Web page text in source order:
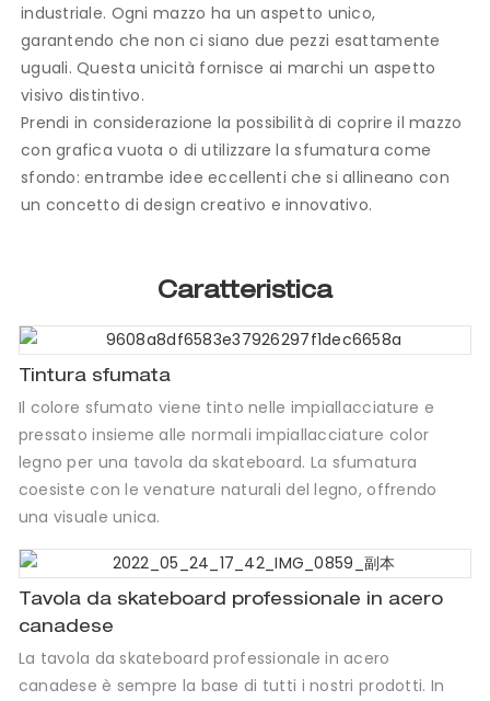
industriale. Ogni mazzo ha un aspetto unico,
garantendo che non ci siano due pezzi esattamente
uguali. Questa unicità fornisce ai marchi un aspetto
visivo distintivo.
Prendi in considerazione la possibilità di coprire il mazzo
con grafica vuota o di utilizzare la sfumatura come
sfondo: entrambe idee eccellenti che si allineano con
un concetto di design creativo e innovativo.
Caratteristica
Tintura sfumata
Il colore sfumato viene tinto nelle impiallacciature e
pressato insieme alle normali impiallacciature color
legno per una tavola da skateboard. La sfumatura
coesiste con le venature naturali del legno, offrendo
una visuale unica.
Tavola da skateboard professionale in acero
canadese
La tavola da skateboard professionale in acero
canadese è sempre la base di tutti i nostri prodotti. In